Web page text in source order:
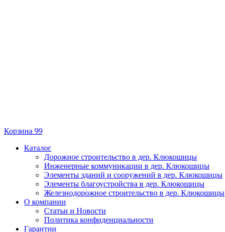
Корзина 99
Каталог
Дорожное строительство в дер. Клюкошицы
Инженерные коммуникации в дер. Клюкошицы
Элементы зданий и сооружений в дер. Клюкошицы
Элементы благоустройства в дер. Клюкошицы
Железнодорожное строительство в дер. Клюкошицы
О компании
Статьи и Новости
Политика конфиденциальности
Гарантии